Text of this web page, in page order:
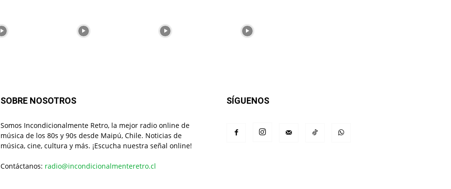
SOBRE NOSOTROS
Somos Incondicionalmente Retro, la mejor radio online de
música de los 80s y 90s desde Maipú, Chile. Noticias de
música, cine, cultura y más. ¡Escucha nuestra señal online!
Contáctanos: radio@incondicionalmenteretro.cl
SÍGUENOS